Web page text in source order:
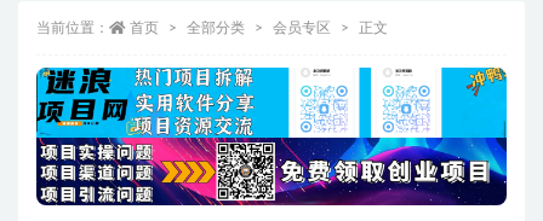
当前位置： 首页 全部分类 会员专区 正文